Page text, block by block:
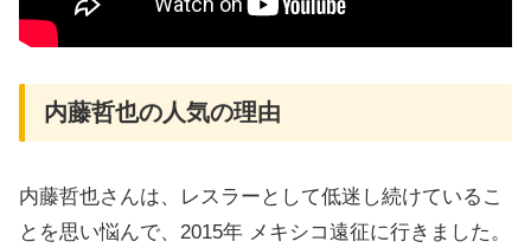
内藤哲也の人気の理由
内藤哲也さんは、レスラーとして低迷し続けているこ
とを思い悩んで、2015年 メキシコ遠征に行きました。